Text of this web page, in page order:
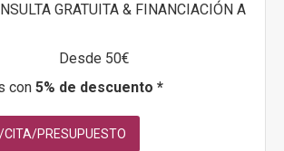
GRATUITA & FINANCIACIÓN A
Desde 50€
con 5% de descuento *
CITA/PRESUPUESTO